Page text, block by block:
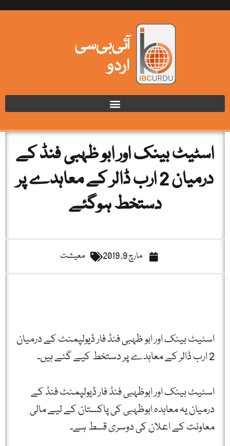
اسٹیٹ بینک اور ابو ظہبی فنڈ کے
درمیان 2 ارب ڈالر کے معاہدے پر
دستخط ہوگئے
مارچ 9, 2019 معیشت
اسٹیٹ بینک اور ابو ظہبی فنڈ فار ڈیولپمنٹ کے درمیان
2 ارب ڈالر کے معاہدے پر دستخط کیے گئے ہیں۔
اسٹیٹ بینک اور ابوظہبی فنڈ فار ڈیولپمنٹ فنڈ کے
درمیان یہ معاہدہ ابوظہبی کی پاکستان کے لیے مالی
معاونت کے اعلان کی دوسری قسط ہے۔